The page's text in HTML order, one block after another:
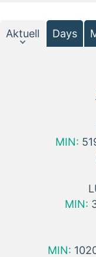
Aktuell Days
MIN:
MIN:
MIN: